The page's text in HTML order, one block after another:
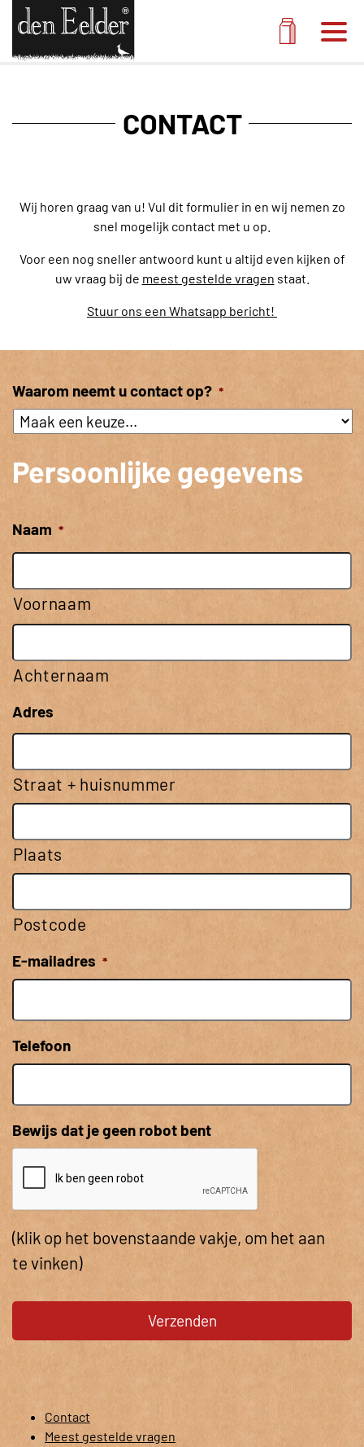
Melk pakMenu
CONTACT
Wij horen graag van u! Vul dit formulier in en wij nemen zo
snel mogelijk contact met u op.
Voor een nog sneller antwoord kunt u altijd even kijken of
uw vraag bij de meest gestelde vragen staat.
Stuur ons een Whatsapp bericht!
Waarom neemt u contact op? *
Persoonlijke gegevens
Naam *
Voornaam
Achternaam
Adres
Straat + huisnummer
Plaats
Postcode
E-mailadres *
Telefoon
Bewijs dat je geen robot bent
(klik op het bovenstaande vakje, om het aan
te vinken)
Contact
Meest gestelde vragen